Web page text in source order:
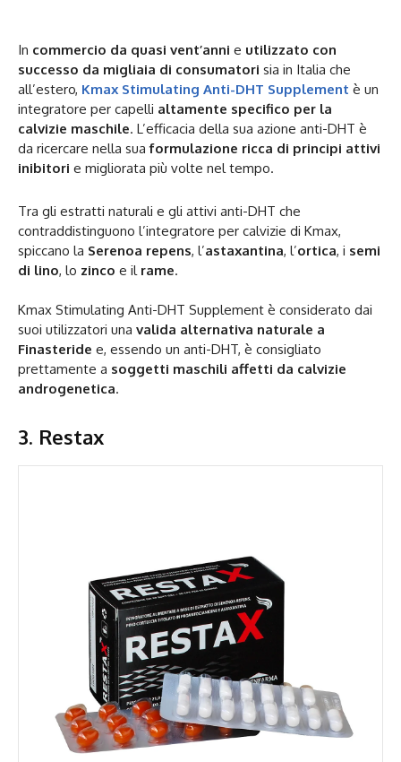
In commercio da quasi vent’anni e utilizzato con
successo da migliaia di consumatori sia in Italia che
all’estero, Kmax Stimulating Anti-DHT Supplement è un
integratore per capelli altamente specifico per la
calvizie maschile. L’efficacia della sua azione anti-DHT è
da ricercare nella suaformulazione ricca di principi attivi
inibitori e migliorata più volte nel tempo.
Tra gli estratti naturali e gli attivi anti-DHT che
contraddistinguono l’integratore per calvizie di Kmax,
spiccano la Serenoa repens, l’astaxantina, l’ortica, i semi
di lino, lo zinco e il rame.
Kmax Stimulating Anti-DHT Supplement è considerato dai
suoi utilizzatori una valida alternativa naturale a
Finasteride e, essendo un anti-DHT, è consigliato
prettamente a soggetti maschili affetti da calvizie
androgenetica.
3. Restax